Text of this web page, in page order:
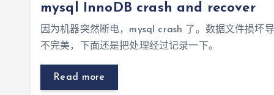
mysql InnoDB crash and recover
因为机器突然断电，mysql crash 了。数据文件损坏
不完美，下面还是把处理经过记录一下。
Read more